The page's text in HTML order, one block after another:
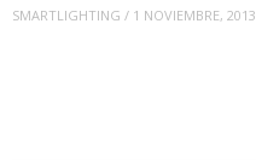
SMARTLIGHTING / 1 NOVIEMBRE, 2013